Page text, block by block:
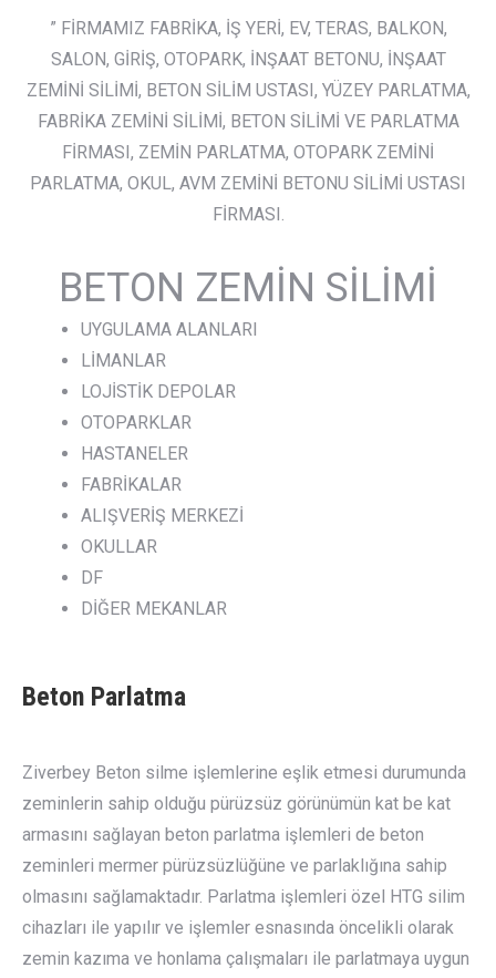
” FİRMAMIZ FABRİKA, İŞ YERİ, EV, TERAS, BALKON,
SALON, GİRİŞ, OTOPARK, İNŞAAT BETONU, İNŞAAT
ZEMİNİ SİLİMİ, BETON SİLİM USTASI, YÜZEY PARLATMA,
FABRİKA ZEMİNİ SİLİMİ, BETON SİLİMİ VE PARLATMA
FİRMASI, ZEMİN PARLATMA, OTOPARK ZEMİNİ
PARLATMA, OKUL, AVM ZEMİNİ BETONU SİLİMİ USTASI
FİRMASI.
BETON ZEMİN SİLİMİ
UYGULAMA ALANLARI
LİMANLAR
LOJİSTİK DEPOLAR
OTOPARKLAR
HASTANELER
FABRİKALAR
ALIŞVERİŞ MERKEZİ
OKULLAR
DF
DİĞER MEKANLAR
Beton Parlatma
Ziverbey Beton silme işlemlerine eşlik etmesi durumunda
zeminlerin sahip olduğu pürüzsüz görünümün kat be kat
armasını sağlayan beton parlatma işlemleri de beton
zeminleri mermer pürüzsüzlüğüne ve parlaklığına sahip
olmasını sağlamaktadır. Parlatma işlemleri özel HTG silim
cihazları ile yapılır ve işlemler esnasında öncelikli olarak
zemin kazıma ve honlama çalışmaları ile parlatmaya uygun